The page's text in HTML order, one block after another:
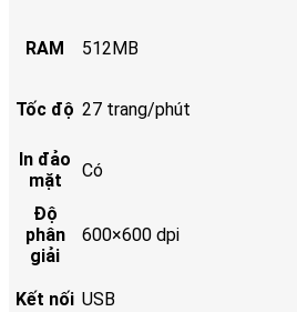
RAM 512MB
Tốc độ 27 trang/phút
In đảo
mặt
Có
Độ
phân
giải
600×600 dpi
Kết nối USB